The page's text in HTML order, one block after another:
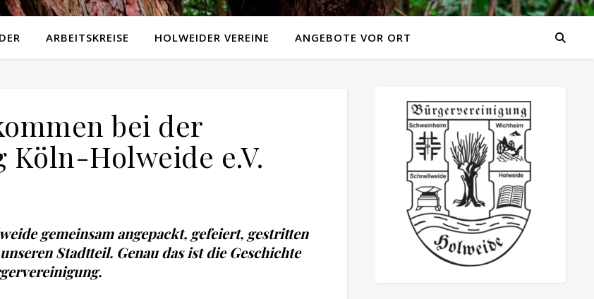
ARBEITSKREISE HOLWEIDER VEREINE ANGEBOTE VOR ORT
bei der
Holweide e.V.
gemeinsam angepackt, gefeiert, gestritten
Stadtteil. Genau das ist die Geschichte